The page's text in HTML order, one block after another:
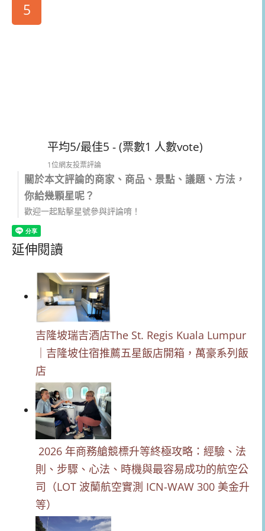
5
平均5/最佳5 - (票數1 人數vote)
1位網友投票評論
關於本文評論的商家、商品、景點、議題、方法，
你給幾顆星呢？
歡迎一起點擊星號參與評論唷！
延伸閱讀
吉隆坡瑞吉酒店The St. Regis Kuala Lumpur
｜吉隆坡住宿推薦五星飯店開箱，萬豪系列飯
店
2026 年商務艙競標升等終極攻略：經驗、法
則、步驟、心法、時機與最容易成功的航空公
司（LOT 波蘭航空實測 ICN-WAW 300 美金升
等）